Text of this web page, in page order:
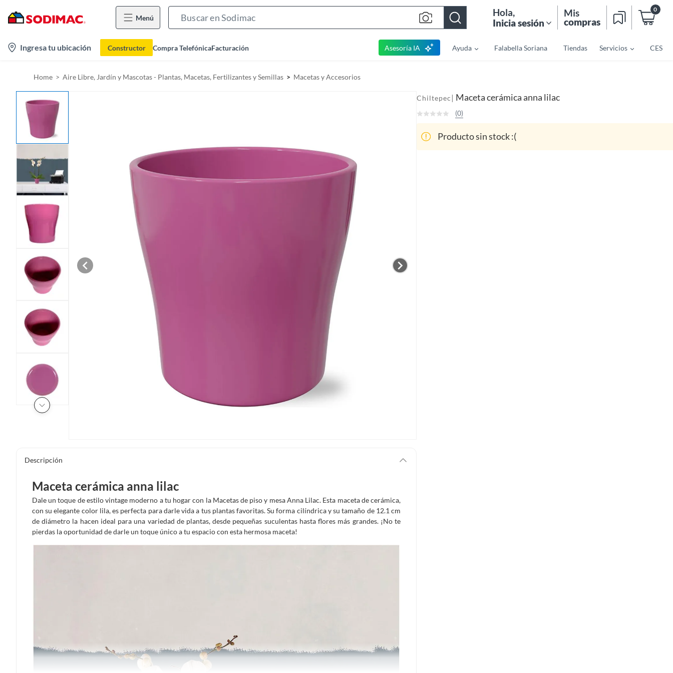
Menú
h
Hola,
Inicia sesión
Mis
compras
0
Ingresa tu ubicación Constructor Compra TelefónicaFacturación Asesoría IA Ayuda Falabella Soriana Tiendas Servicios CES
Home Aire Libre, Jardín y Mascotas - Plantas, Macetas, Fertilizantes y Semillas Macetas y Accesorios
Descripción
Maceta cerámica anna lilac
Dale un toque de estilo vintage moderno a tu hogar con la Macetas de piso y mesa Anna Lilac. Esta maceta de cerámica,
con su elegante color lila, es perfecta para darle vida a tus plantas favoritas. Su forma cilíndrica y su tamaño de 12.1 cm
de diámetro la hacen ideal para una variedad de plantas, desde pequeñas suculentas hasta flores más grandes. ¡No te
pierdas la oportunidad de darle un toque único a tu espacio con esta hermosa maceta!
Chiltepec | Maceta cerámica anna lilac
(0)
Producto sin stock :(